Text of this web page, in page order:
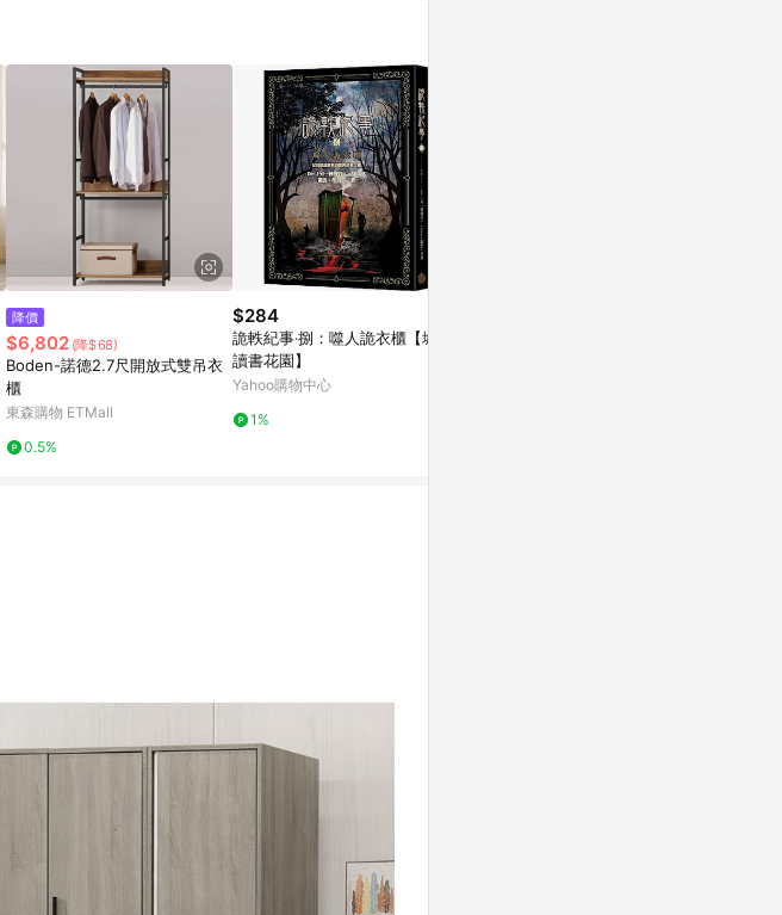
降價
$6,802 (降$68)
Boden-諾德2.7尺開放式雙吊衣
櫃
東森購物 ETMall
0.5%
$284
詭軼紀事‧捌：噬人詭衣櫃【城邦
讀書花園】
Yahoo購物中心
1%